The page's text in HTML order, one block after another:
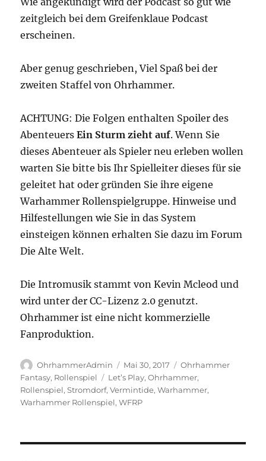
zeitgleich bei dem Greifenklaue Podcast
erscheinen.
Aber genug geschrieben, Viel Spaß bei der
zweiten Staffel von Ohrhammer.
ACHTUNG: Die Folgen enthalten Spoiler des
AbenteuersEin Sturm zieht auf. Wenn Sie
dieses Abenteuer als Spieler neu erleben wollen
warten Sie bitte bis Ihr Spielleiter dieses für sie
geleitet hat oder gründen Sie ihre eigene
Warhammer Rollenspielgruppe. Hinweise und
Hilfestellungen wie Sie in das System
einsteigen können erhalten Sie dazu im Forum
Die Alte Welt.
Die Intromusik stammt von Kevin Mcleod und
wird unter der CC-Lizenz 2.0 genutzt.
Ohrhammer ist eine nicht kommerzielle
Fanproduktion.
Autor
OhrhammerAdmin
Veröffentlicht
am
Mai 30, 2017 Kategorien
Ohrhammer
Fantasy, Rollenspiel Schlagwörter
Let’s Play,Ohrhammer,
Rollenspiel,Stromdorf,Vermintide,Warhammer,
Warhammer Rollenspiel,WFRP